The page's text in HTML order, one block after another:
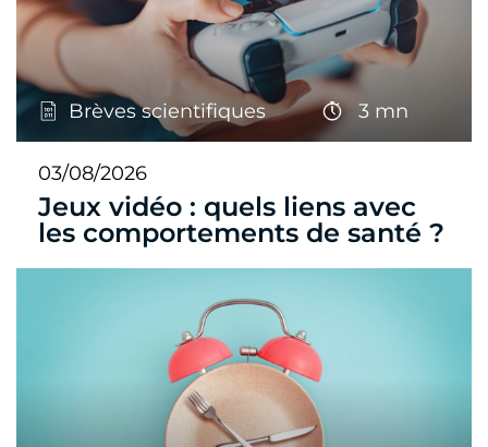
Brèves scientifiques 3 mn
03/08/2026
Jeux vidéo : quels liens avec
les comportements de santé ?